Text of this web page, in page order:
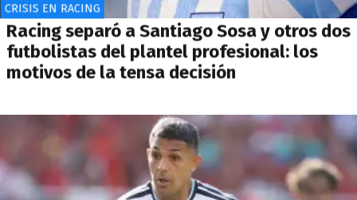
CRISIS EN RACING
Racing separó a Santiago Sosa y otros dos
futbolistas del plantel profesional: los
motivos de la tensa decisión